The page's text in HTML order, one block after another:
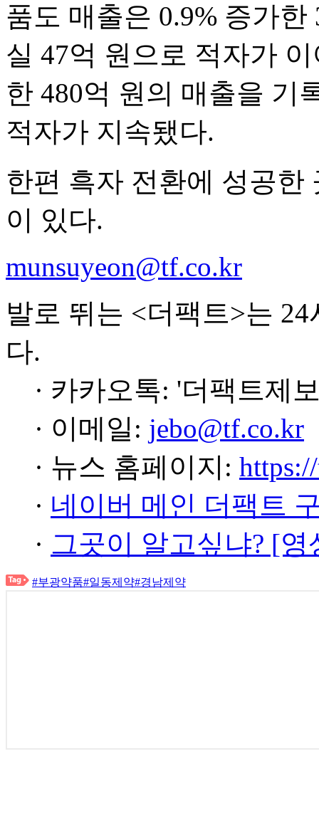
품도 매출은 0.9% 증가
실 47억 원으로 적자가
한 480억 원의 매출을 기
적자가 지속됐다.
한편 흑자 전환에 성공한
이 있다.
munsuyeon@tf.co.kr
발로 뛰는 <더팩트>는
다.
· 카카오톡: '더팩트제
· 이메일: jebo@tf.co.kr
· 뉴스 홈페이지:
· 네이버 메인 더팩트
· 그곳이 알고싶냐? [
#부광약품#일동제약#경남제약